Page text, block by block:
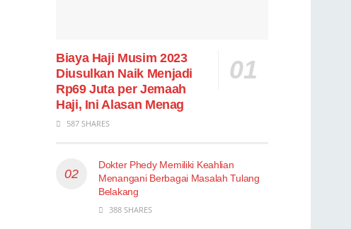
Biaya Haji Musim 2023
Diusulkan Naik Menjadi
Rp69 Juta per Jemaah
Haji, Ini Alasan Menag
587 SHARES
Dokter Phedy Memiliki Keahlian
Menangani Berbagai Masalah Tulang
Belakang
388 SHARES